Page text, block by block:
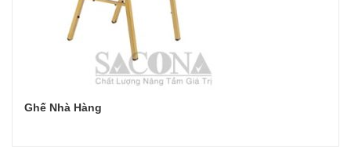
Ghế Nhà Hàng